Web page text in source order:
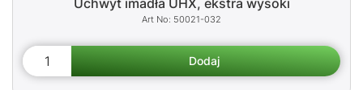
Uchwyt imadła UHX, ekstra wysoki
50021-032